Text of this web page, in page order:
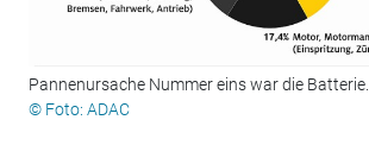
Pannenursache Nummer eins war die Batterie.
© Foto: ADAC